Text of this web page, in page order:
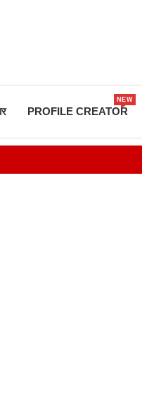
PROFILE CREATOR
NEW